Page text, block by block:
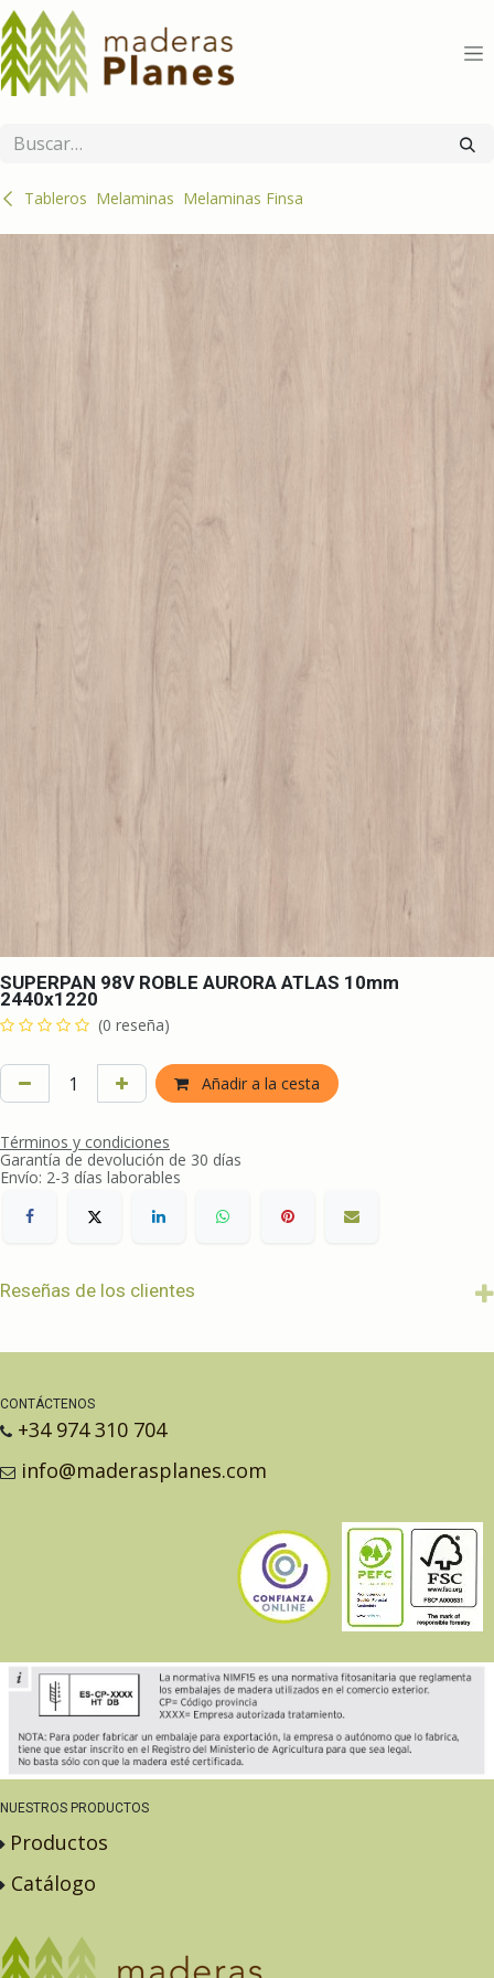
Ir al contenido
Tableros Melaminas Melaminas Finsa
SUPERPAN 98V ROBLE AURORA ATLAS 10mm
2440x1220
(0 reseña)
Añadir a la cesta
Términos y condiciones
Garantía de devolución de 30 días
Envío: 2-3 días laborables
Reseñas de los clientes
CONTÁCTENOS
+34 974 310 704
info@maderasplanes.com
NUESTROS PRODUCTOS
Productos
Catálogo